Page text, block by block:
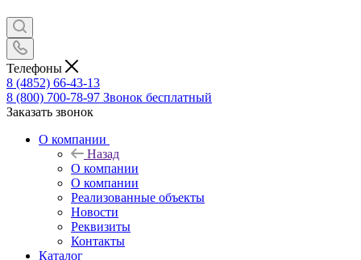
Телефоны
8 (4852) 66-43-13
8 (800) 700-78-97 Звонок бесплатный
Заказать звонок
О компании
Назад
О компании
О компании
Реализованные объекты
Новости
Реквизиты
Контакты
Каталог